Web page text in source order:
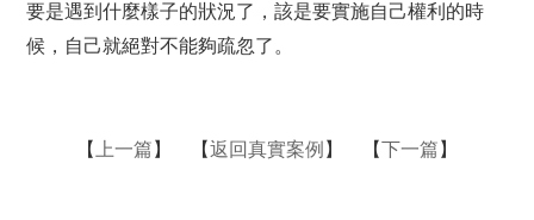
要是遇到什麼樣子的狀況了，該是要實施自己權利的時
候，自己就絕對不能夠疏忽了。
【 上一篇 】 【返回真實案例 】 【下一篇 】